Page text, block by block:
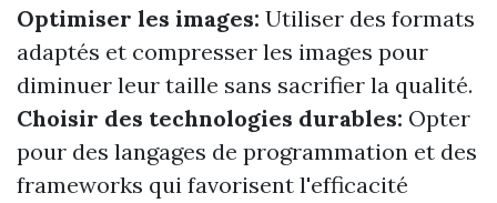
Optimiser les images: Utiliser des formats
adaptés et compresser les images pour
diminuer leur taille sans sacrifier la qualité.
Choisir des technologies durables: Opter
pour des langages de programmation et des
frameworks qui favorisent l'efficacité